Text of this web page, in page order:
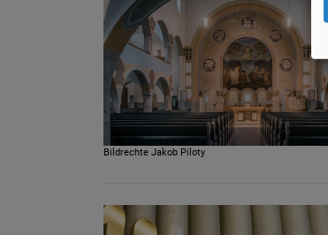
Bildrechte Jakob Piloty